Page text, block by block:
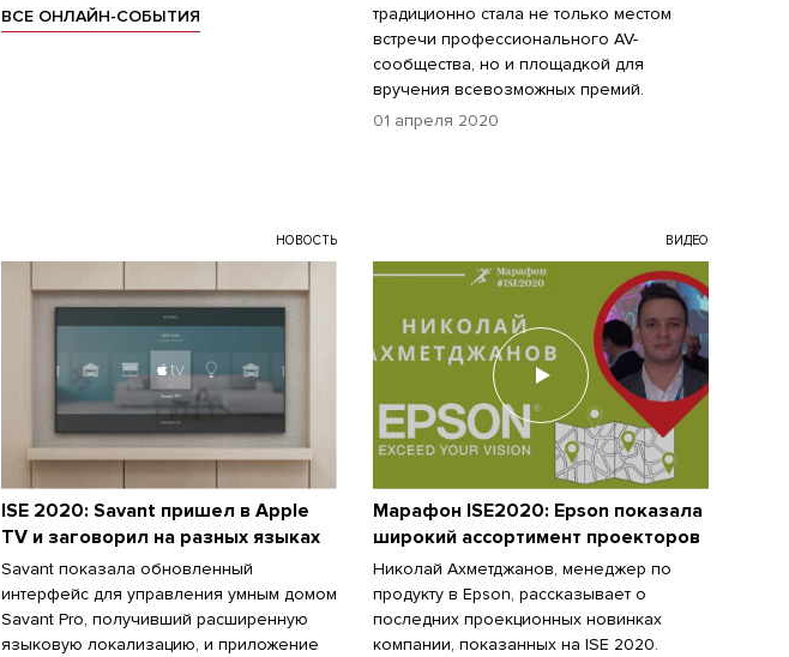
традиционно стала не только местом
встречи профессионального AV-
сообщества, но и площадкой для
вручения всевозможных премий.
01 апреля 2020
НОВОСТЬ
ISE 2020: Savant пришел в Apple
TV и заговорил на разных языках
Savant показала обновленный
интерфейс для управления умным домом
Savant Pro, получивший расширенную
языковую локализацию, и приложение
ВИДЕО
Марафон ISE2020: Epson показала
широкий ассортимент проекторов
Николай Ахметджанов, менеджер по
продукту в Epson, рассказывает о
последних проекционных новинках
компании, показанных на ISE 2020.
ВСЕ ОНЛАЙН-СОБЫТИЯ